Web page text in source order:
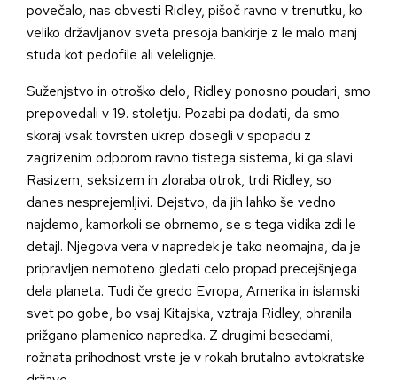
povečalo, nas obvesti Ridley, pišoč ravno v trenutku, ko
veliko državljanov sveta presoja bankirje z le malo manj
studa kot pedofile ali velelignje.
Suženjstvo in otroško delo, Ridley ponosno poudari, smo
prepovedali v 19. stoletju. Pozabi pa dodati, da smo
skoraj vsak tovrsten ukrep dosegli v spopadu z
zagrizenim odporom ravno tistega sistema, ki ga slavi.
Rasizem, seksizem in zloraba otrok, trdi Ridley, so
danes nesprejemljivi. Dejstvo, da jih lahko še vedno
najdemo, kamorkoli se obrnemo, se s tega vidika zdi le
detajl. Njegova vera v napredek je tako neomajna, da je
pripravljen nemoteno gledati celo propad precejšnjega
dela planeta. Tudi če gredo Evropa, Amerika in islamski
svet po gobe, bo vsaj Kitajska, vztraja Ridley, ohranila
prižgano plamenico napredka. Z drugimi besedami,
rožnata prihodnost vrste je v rokah brutalno avtokratske